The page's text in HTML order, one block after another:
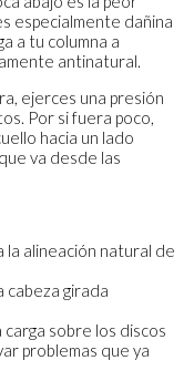
especialmente dañina
a tu columna a
antinatural.
ejerces una presión
Por si fuera poco,
hacia un lado
va desde las
la alineación natural de
cabeza girada
carga sobre los discos
problemas que ya